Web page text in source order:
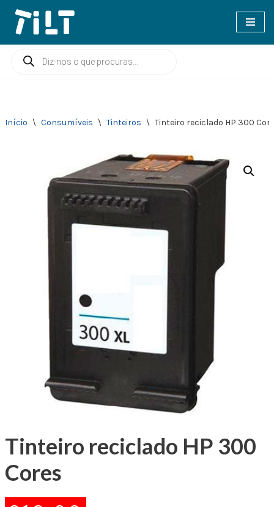
Avançar
para
Início \ Consumíveis \ Tinteiros \ Tinteiro reciclado HP 300
Tinteiro reciclado HP 300
Cores